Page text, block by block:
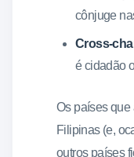
cônjuge
Cross-
é cidadão
Os países que
Filipinas (e,
outros países